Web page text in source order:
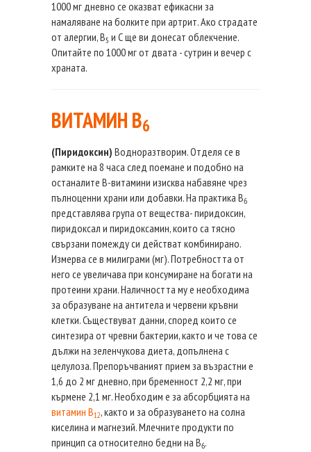
1000 мг дневно се оказват ефикасни за
намаляване на болките при артрит. Ако страдате
от алергии, В5 и С ще ви донесат облекчение.
Опитайте по 1000 мг от двата - сутрин и вечер с
храната.
ВИТАМИН B6
(Пиридоксин) Водноразтворим. Отделя се в
рамките на 8 часа след поемане и подобно на
останалите В-витамини изисква набавяне чрез
пълноценни храни или добавки. На практика В6
представлява група от вещества- пиридоксин,
пиридоксал и пиридоксамин, които са тясно
свързани помежду си действат комбинирано.
Измерва се в милиграми (мг). Потребността от
него се увеличава при консумиране на богати на
протеини храни. Наличността му е необходима
за образуване на антитела и червени кръвни
клетки. Съществуват данни, според които се
синтезира от чревни бактерии, както и че това се
дължи на зеленчукова диета, допълнена с
целулоза. Препоръчваният прием за възрастни е
1,6 до 2 мг дневно, при бременност 2,2 мг, при
кърмене 2,1 мг. Необходим е за абсорбцията на
витамин В12, както и за образуването на солна
киселина и магнезий. Млечните продукти по
принцип са относително бедни на В6.